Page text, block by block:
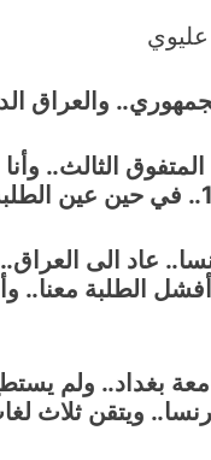
والعراق
الثالث..
عاد الى
أفشل الطلبة
بغداد.. ولم
ويتقن ثلاث